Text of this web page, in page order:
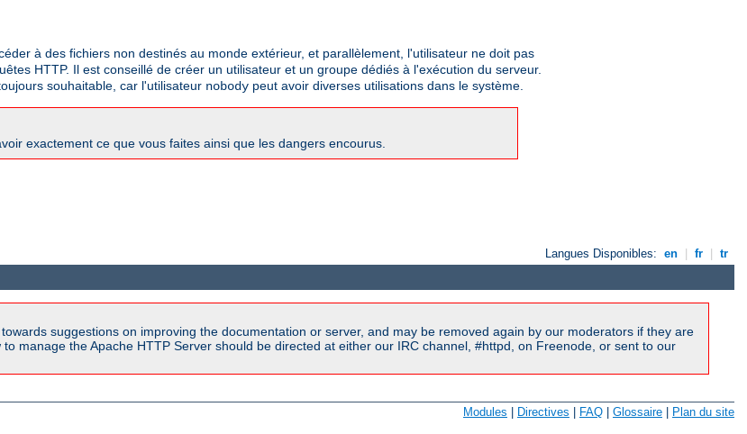
à des fichiers non destinés au monde extérieur, et parallèlement, l'utilisateur ne doit pas
HTTP. Il est conseillé de créer un utilisateur et un groupe dédiés à l'exécution du serveur.
souhaitable, car l'utilisateur nobody peut avoir diverses utilisations dans le système.
exactement ce que vous faites ainsi que les dangers encourus.
Langues Disponibles: en fr tr
suggestions on improving the documentation or server, and may be removed again by our moderators if they are
manage the Apache HTTP Server should be directed at either our IRC channel, #httpd, on Freenode, or sent to our
Modules Directives FAQ Glossaire Plan du site